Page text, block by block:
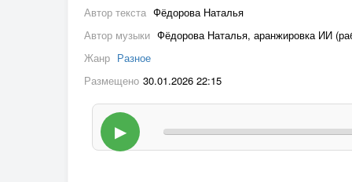
Автор текста Фёдорова Наталья
Автор музыки Фёдорова Наталья, аранжировка ИИ
Жанр Разное
Размещено 30.01.2026 22:15
▶